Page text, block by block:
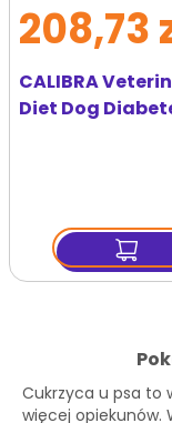
CALIBRA
Diet Dog
208,73
Cukrzyca u psa to
więcej opiekunów.